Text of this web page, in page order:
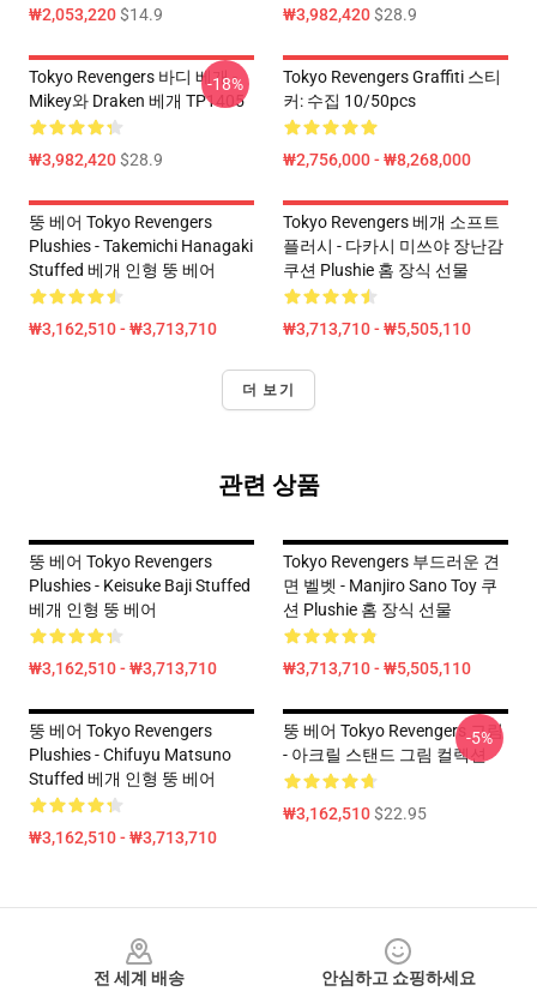
₩2,053,220$14.9 ₩3,982,420$28.9
Tokyo Revengers 바디 베개 -
Mikey와 Draken 베개 TP1405
₩3,982,420$28.9
-18%
Tokyo Revengers Graffiti 스티
커: 수집 10/50pcs
₩2,756,000 - ₩8,268,000
뚱 베어 Tokyo Revengers
Plushies - Takemichi Hanagaki
Stuffed 베개 인형 뚱 베어
₩3,162,510 - ₩3,713,710
Tokyo Revengers 베개 소프트
플러시 - 다카시 미쓰야 장난감
쿠션 Plushie 홈 장식 선물
₩3,713,710 - ₩5,505,110
더 보기
관련 상품
뚱 베어 Tokyo Revengers
Plushies - Keisuke Baji Stuffed
베개 인형 뚱 베어
₩3,162,510 - ₩3,713,710
Tokyo Revengers 부드러운 견
면 벨벳 - Manjiro Sano Toy 쿠
션 Plushie 홈 장식 선물
₩3,713,710 - ₩5,505,110
뚱 베어 Tokyo Revengers
Plushies - Chifuyu Matsuno
Stuffed 베개 인형 뚱 베어
₩3,162,510 - ₩3,713,710
뚱 베어 Tokyo Revengers 그림
- 아크릴 스탠드 그림 컬렉션
₩3,162,510$22.95
-5%
전 세계 배송
안심하고 쇼핑하세요